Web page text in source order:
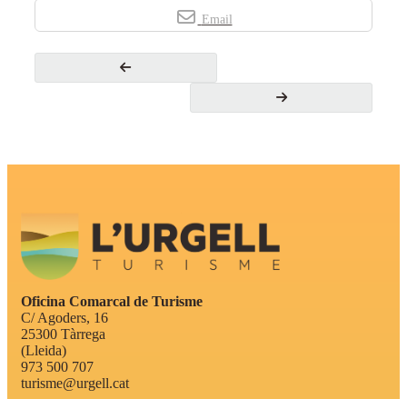
Email
Oficina Comarcal de Turisme
C/ Agoders, 16
25300 Tàrrega
(Lleida)
973 500 707
turisme@urgell.cat